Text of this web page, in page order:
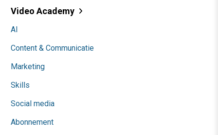
Video Academy
AI
Content & Communicatie
Marketing
Skills
Social media
Abonnement